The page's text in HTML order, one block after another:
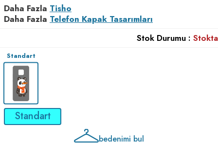
Daha Fazla Tisho
Daha Fazla Telefon Kapak Tasarımları
Stok Durumu : Stokta
Standart
Standart
bedenimi bul